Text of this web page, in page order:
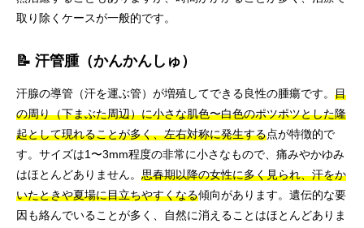
取り除くケースが一般的です。
📝 汗管腫（かんかんしゅ）
汗腺の導管（汗を運ぶ管）が増殖してできる良性の腫瘍です。 目
の周り（下まぶた周辺）に小さな肌色〜白色のポツポツとした隆
起として現れることが多く、左右対称に発生する点が特徴的で
す。サイズは1〜3mm程度の非常に小さなもので、痛みやかゆみ
はほとんどありません。 思春期以降の女性に多く見られ、汗をか
いたときや夏場に目立ちやすくなる傾向があります。遺伝的な要
因も絡んでいることが多く、自然に消えることはほとんどありま